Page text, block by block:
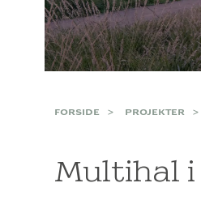
FORSIDE PROJEKTER
Multihal